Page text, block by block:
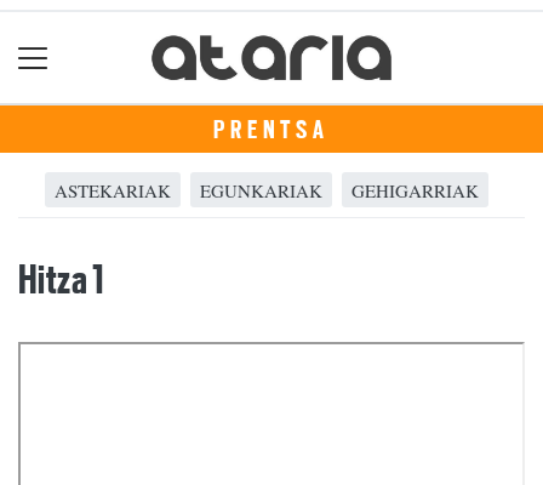
PRENTSA
ASTEKARIAK EGUNKARIAK GEHIGARRIAK
Hitza 1